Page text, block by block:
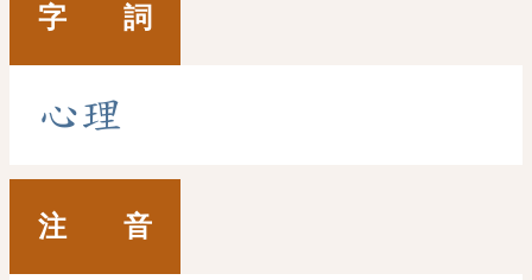
字 詞
心理
注 音